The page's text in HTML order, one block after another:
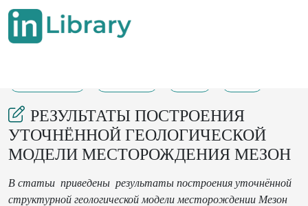
РЕЗУЛЬТАТЫ ПОСТРОЕНИЯ
УТОЧНЁННОЙ ГЕОЛОГИЧЕСКОЙ
МОДЕЛИ МЕСТОРОЖДЕНИЯ МЕЗОН
В статьи приведены результаты построения уточнённой
структурной геологической модели месторождении Мезон